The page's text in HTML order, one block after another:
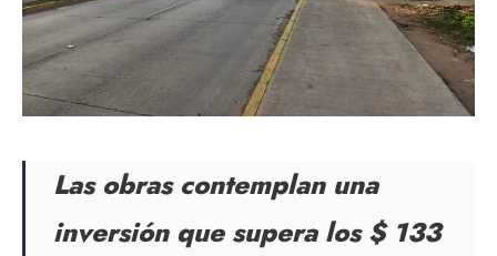
Las obras contemplan una
inversión que supera los $ 133